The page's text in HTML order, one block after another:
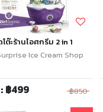
ต๊ะร้านไอศกรีม 2 in 1
Ice Cream Shop
฿499 ฿850